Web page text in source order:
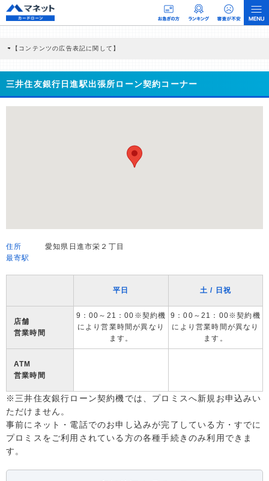
【コンテンツの広告表記に関して】
商品を根拠なくPRするものではなく、当編集部の調査／ユーザーへの口コミ収集な
どに基づき、公平性を担保した情報提供を行っています。
>提携企業一覧
三井住友銀行日進駅出張所ローン契約コーナー
住所
愛知県日進市栄２丁目
最寄駅
平日 土 / 日祝
店舗
営業時間
9：00～21：00※契約機
により営業時間が異なり
ます。
9：00～21：00※契約機
により営業時間が異なり
ます。
ATM
営業時間
※三井住友銀行ローン契約機では、プロミスへ新規お申込みい
ただけません。
事前にネット・電話でのお申し込みが完了している方・すでに
プロミスをご利用されている方の各種手続きのみ利用できま
す。